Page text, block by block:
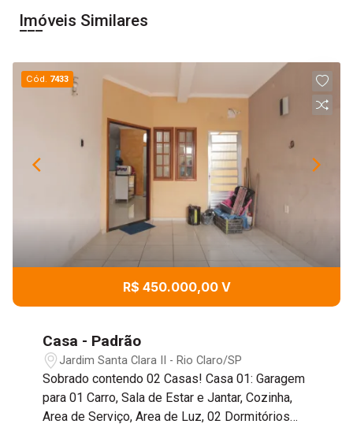
Imóveis Similares
Cód. 7433
R$ 450.000,00 V
Casa - Padrão
Jardim Santa Clara II - Rio Claro/SP
Sobrado contendo 02 Casas! Casa 01: Garagem
para 01 Carro, Sala de Estar e Jantar, Cozinha,
Area de Serviço, Area de Luz, 02 Dormitórios